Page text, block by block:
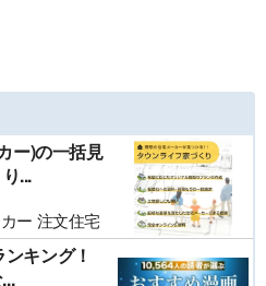
ー)の一括見
...
ー 注文住宅
キング！